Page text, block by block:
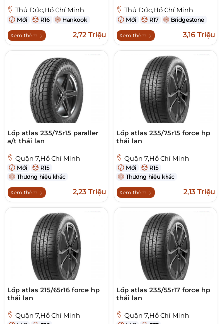
Thủ Đức,Hồ Chí Minh
Mới R16 Hankook
Xem thêm 2,72 Triệu
Thủ Đức,Hồ Chí Minh
Mới R17 Bridgestone
Xem thêm 3,16 Triệu
Lốp atlas 235/75r15 paraller
a/t thái lan
Quận 7,Hồ Chí Minh
Mới
R15
Thương hiệu khác
Xem thêm 2,23 Triệu
Lốp atlas 235/75r15 force hp
thái lan
Quận 7,Hồ Chí Minh
Mới
R15
Thương hiệu khác
Xem thêm 2,13 Triệu
Lốp atlas 215/65r16 force hp
thái lan
Quận 7,Hồ Chí Minh
Lốp atlas 235/55r17 force hp
thái lan
Quận 7,Hồ Chí Minh